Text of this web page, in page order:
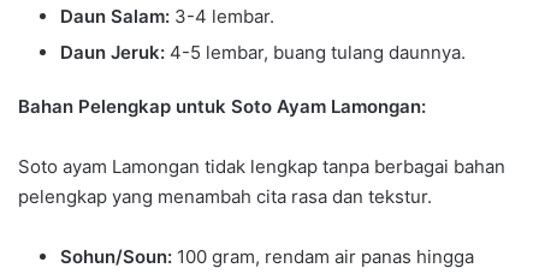
Daun Salam: 3-4 lembar.
Daun Jeruk: 4-5 lembar, buang tulang daunnya.
Bahan Pelengkap untuk Soto Ayam Lamongan:
Soto ayam Lamongan tidak lengkap tanpa berbagai bahan
pelengkap yang menambah cita rasa dan tekstur.
Sohun/Soun: 100 gram, rendam air panas hingga